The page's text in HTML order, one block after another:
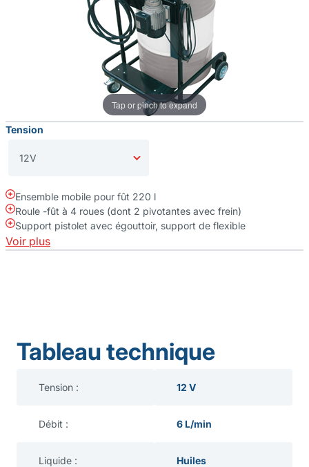
Tap or pinch to expand
Ensemble mobile pour fût 220 l
Roule -fût à 4 roues (dont 2 pivotantes avec frein)
Support pistolet avec égouttoir, support de flexible
Voir plus
Tension
Tableau technique
Tension : 12 V
Débit : 6 L/min
Liquide : Huiles